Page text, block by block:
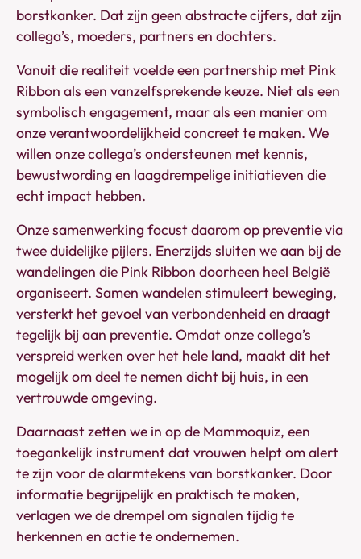
borstkanker. Dat zijn geen abstracte cijfers, dat zijn
collega’s, moeders, partners en dochters.
Vanuit die realiteit voelde een partnership met Pink
Ribbon als een vanzelfsprekende keuze. Niet als een
symbolisch engagement, maar als een manier om
onze verantwoordelijkheid concreet te maken. We
willen onze collega’s ondersteunen met kennis,
bewustwording en laagdrempelige initiatieven die
echt impact hebben.
Onze samenwerking focust daarom op preventie via
twee duidelijke pijlers. Enerzijds sluiten we aan bij de
wandelingen die Pink Ribbon doorheen heel België
organiseert. Samen wandelen stimuleert beweging,
versterkt het gevoel van verbondenheid en draagt
tegelijk bij aan preventie. Omdat onze collega’s
verspreid werken over het hele land, maakt dit het
mogelijk om deel te nemen dicht bij huis, in een
vertrouwde omgeving.
Daarnaast zetten we in op de Mammoquiz, een
toegankelijk instrument dat vrouwen helpt om alert
te zijn voor de alarmtekens van borstkanker. Door
informatie begrijpelijk en praktisch te maken,
verlagen we de drempel om signalen tijdig te
herkennen en actie te ondernemen.